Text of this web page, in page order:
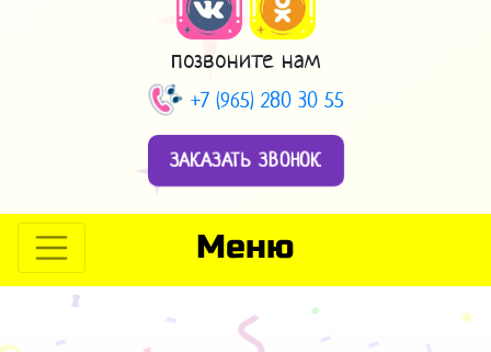
позвоните нам
+7 (965) 280 30 55
ЗАКАЗАТЬ ЗВОНОК
Меню